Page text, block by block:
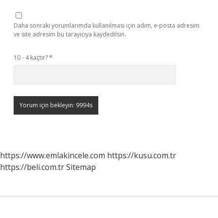
Daha sonraki yorumlarımda kullanılması için adım, e-posta adresim
ve site adresim bu tarayıcıya kaydedilsin.
10 - 4 kaçtır?*
https://www.emlakincele.com https://kusu.com.tr
https://beli.com.trSitemap